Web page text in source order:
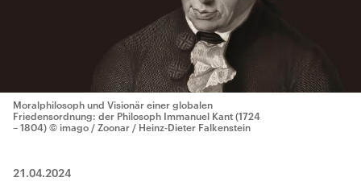
Moralphilosoph und Visionär einer globalen
Friedensordnung: der Philosoph Immanuel Kant (1724
– 1804) © imago / Zoonar / Heinz-Dieter Falkenstein
21.04.2024